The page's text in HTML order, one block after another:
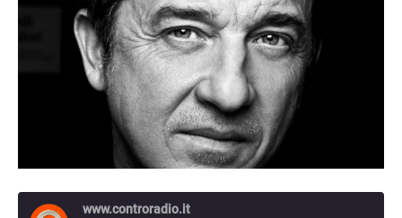
www.controradio.it